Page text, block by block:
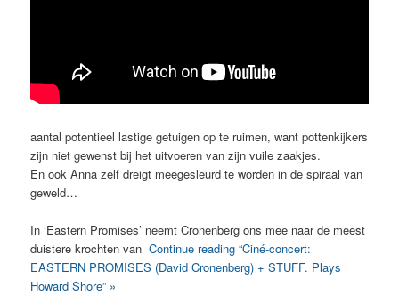
aantal potentieel lastige getuigen op te ruimen, want pottenkijkers
zijn niet gewenst bij het uitvoeren van zijn vuile zaakjes.
En ook Anna zelf dreigt meegesleurd te worden in de spiraal van
geweld…
In ‘Eastern Promises’ neemt Cronenberg ons mee naar de meest
duistere krochten vanContinue reading “Ciné-concert:
EASTERN PROMISES (David Cronenberg) + STUFF. Plays
Howard Shore” »